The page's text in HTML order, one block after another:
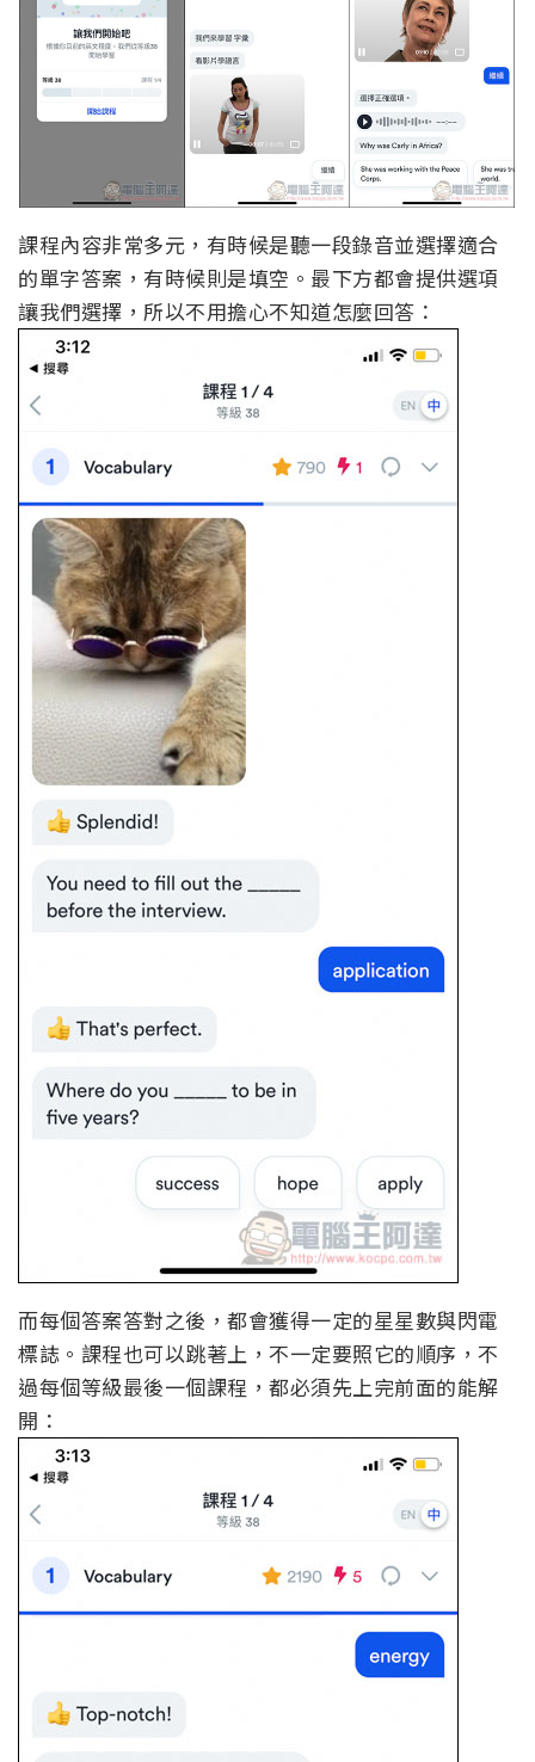
課程內容非常多元，有時候是聽一段錄音並選擇適合
的單字答案，有時候則是填空。最下方都會提供選項
讓我們選擇，所以不用擔心不知道怎麼回答：
而每個答案答對之後，都會獲得一定的星星數與閃電
標誌。課程也可以跳著上，不一定要照它的順序，不
過每個等級最後一個課程，都必須先上完前面的能解
開：